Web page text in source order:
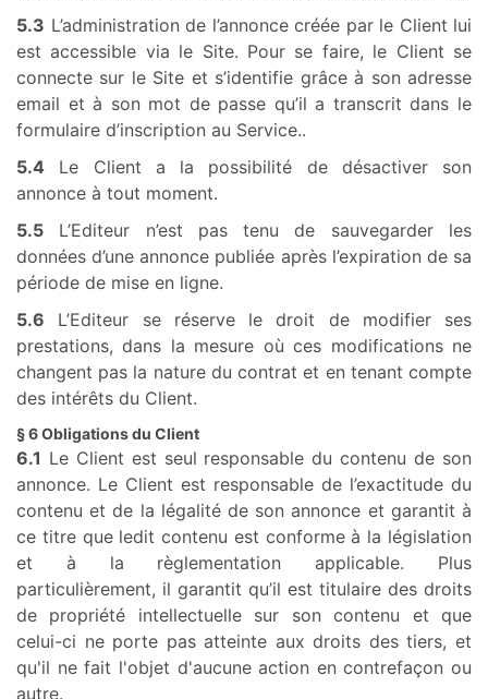
5.3 L’administration de l’annonce créée par le Client lui
est accessible via le Site. Pour se faire, le Client se
connecte sur le Site et s’identifie grâce à son adresse
email et à son mot de passe qu’il a transcrit dans le
formulaire d’inscription au Service..
5.4 Le Client a la possibilité de désactiver son
annonce à tout moment.
5.5 L’Editeur n’est pas tenu de sauvegarder les
données d’une annonce publiée après l’expiration de sa
période de mise en ligne.
5.6 L’Editeur se réserve le droit de modifier ses
prestations, dans la mesure où ces modifications ne
changent pas la nature du contrat et en tenant compte
des intérêts du Client.
§ 6 Obligations du Client
6.1 Le Client est seul responsable du contenu de son
annonce. Le Client est responsable de l’exactitude du
contenu et de la légalité de son annonce et garantit à
ce titre que ledit contenu est conforme à la législation
et à la règlementation applicable. Plus
particulièrement, il garantit qu’il est titulaire des droits
de propriété intellectuelle sur son contenu et que
celui-ci ne porte pas atteinte aux droits des tiers, et
qu'il ne fait l'objet d'aucune action en contrefaçon ou
autre.